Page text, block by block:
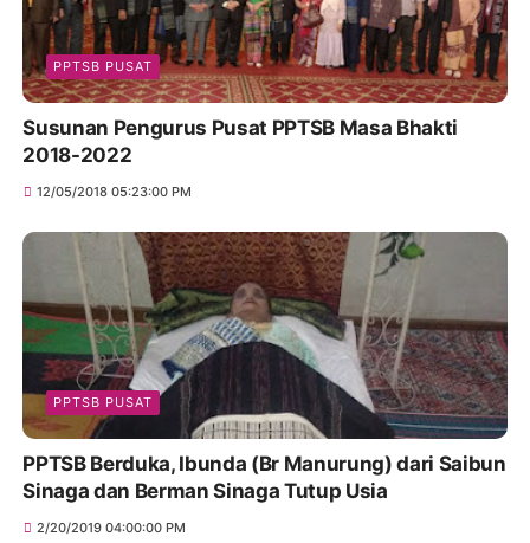
PPTSB PUSAT
Susunan Pengurus Pusat PPTSB Masa Bhakti
2018-2022
12/05/2018 05:23:00 PM
PPTSB PUSAT
PPTSB Berduka, Ibunda (Br Manurung) dari Saibun
Sinaga dan Berman Sinaga Tutup Usia
2/20/2019 04:00:00 PM